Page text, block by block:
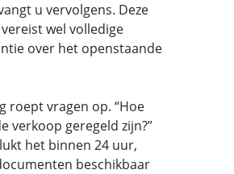
u vervolgens. Deze
wel volledige
over het openstaande
roept vragen op. “Hoe
verkoop geregeld zijn?”
het binnen 24 uur,
beschikbaar